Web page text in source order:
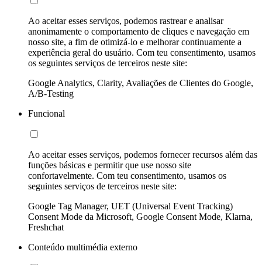
Ao aceitar esses serviços, podemos rastrear e analisar
anonimamente o comportamento de cliques e navegação em
nosso site, a fim de otimizá-lo e melhorar continuamente a
experiência geral do usuário. Com teu consentimento, usamos
os seguintes serviços de terceiros neste site:
Google Analytics, Clarity, Avaliações de Clientes do Google,
A/B-Testing
Funcional
Ao aceitar esses serviços, podemos fornecer recursos além das
funções básicas e permitir que use nosso site
confortavelmente. Com teu consentimento, usamos os
seguintes serviços de terceiros neste site:
Google Tag Manager, UET (Universal Event Tracking)
Consent Mode da Microsoft, Google Consent Mode, Klarna,
Freshchat
Conteúdo multimédia externo